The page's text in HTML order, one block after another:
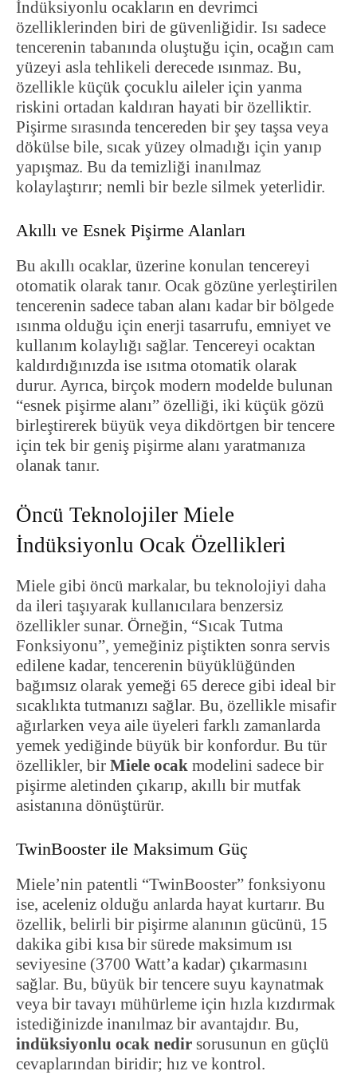
İndüksiyonlu ocakların en devrimci
özelliklerinden biri de güvenliğidir. Isı sadece
tencerenin tabanında oluştuğu için, ocağın cam
yüzeyi asla tehlikeli derecede ısınmaz. Bu,
özellikle küçük çocuklu aileler için yanma
riskini ortadan kaldıran hayati bir özelliktir.
Pişirme sırasında tencereden bir şey taşsa veya
dökülse bile, sıcak yüzey olmadığı için yanıp
yapışmaz. Bu da temizliği inanılmaz
kolaylaştırır; nemli bir bezle silmek yeterlidir.
Akıllı ve Esnek Pişirme Alanları
Bu akıllı ocaklar, üzerine konulan tencereyi
otomatik olarak tanır. Ocak gözüne yerleştirilen
tencerenin sadece taban alanı kadar bir bölgede
ısınma olduğu için enerji tasarrufu, emniyet ve
kullanım kolaylığı sağlar. Tencereyi ocaktan
kaldırdığınızda ise ısıtma otomatik olarak
durur. Ayrıca, birçok modern modelde bulunan
“esnek pişirme alanı” özelliği, iki küçük gözü
birleştirerek büyük veya dikdörtgen bir tencere
için tek bir geniş pişirme alanı yaratmanıza
olanak tanır.
Öncü Teknolojiler Miele
İndüksiyonlu Ocak Özellikleri
Miele gibi öncü markalar, bu teknolojiyi daha
da ileri taşıyarak kullanıcılara benzersiz
özellikler sunar. Örneğin, “Sıcak Tutma
Fonksiyonu”, yemeğiniz piştikten sonra servis
edilene kadar, tencerenin büyüklüğünden
bağımsız olarak yemeği 65 derece gibi ideal bir
sıcaklıkta tutmanızı sağlar. Bu, özellikle misafir
ağırlarken veya aile üyeleri farklı zamanlarda
yemek yediğinde büyük bir konfordur. Bu tür
özellikler, bir Miele ocak modelini sadece bir
pişirme aletinden çıkarıp, akıllı bir mutfak
asistanına dönüştürür.
TwinBooster ile Maksimum Güç
Miele’nin patentli “TwinBooster” fonksiyonu
ise, aceleniz olduğu anlarda hayat kurtarır. Bu
özellik, belirli bir pişirme alanının gücünü, 15
dakika gibi kısa bir sürede maksimum ısı
seviyesine (3700 Watt’a kadar) çıkarmasını
sağlar. Bu, büyük bir tencere suyu kaynatmak
veya bir tavayı mühürleme için hızla kızdırmak
istediğinizde inanılmaz bir avantajdır. Bu,
indüksiyonlu ocak nedir sorusunun en güçlü
cevaplarından biridir; hız ve kontrol.